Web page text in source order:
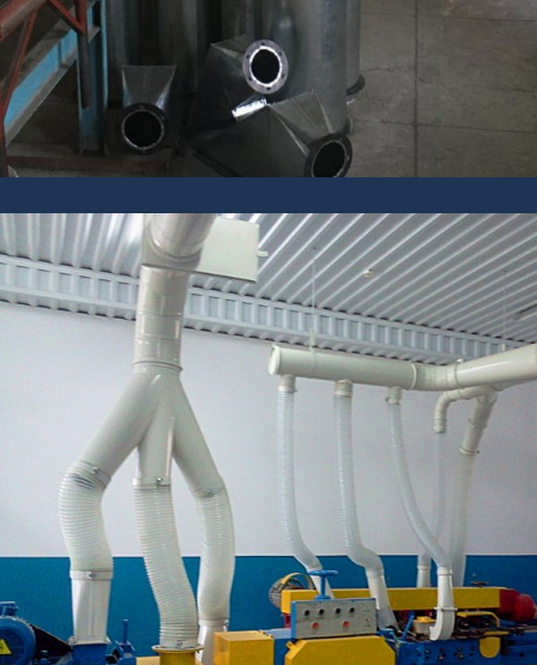
Аспирационное устройство обеспечивает
забор воздуха, который загрязнен пылью и
вредными веществами.